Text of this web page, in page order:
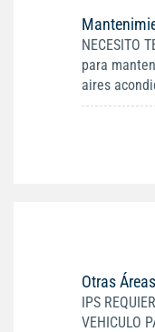
NECESITO
para
aires
Otras
IPS
VEHICULO